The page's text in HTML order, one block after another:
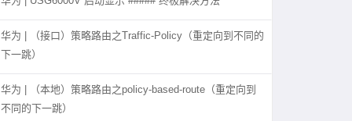
华为 | （接口）策略路由之Traffic-Policy（重定向到不同的
下一跳）
华为 | （本地）策略路由之policy-based-route（重定向到
不同的下一跳）